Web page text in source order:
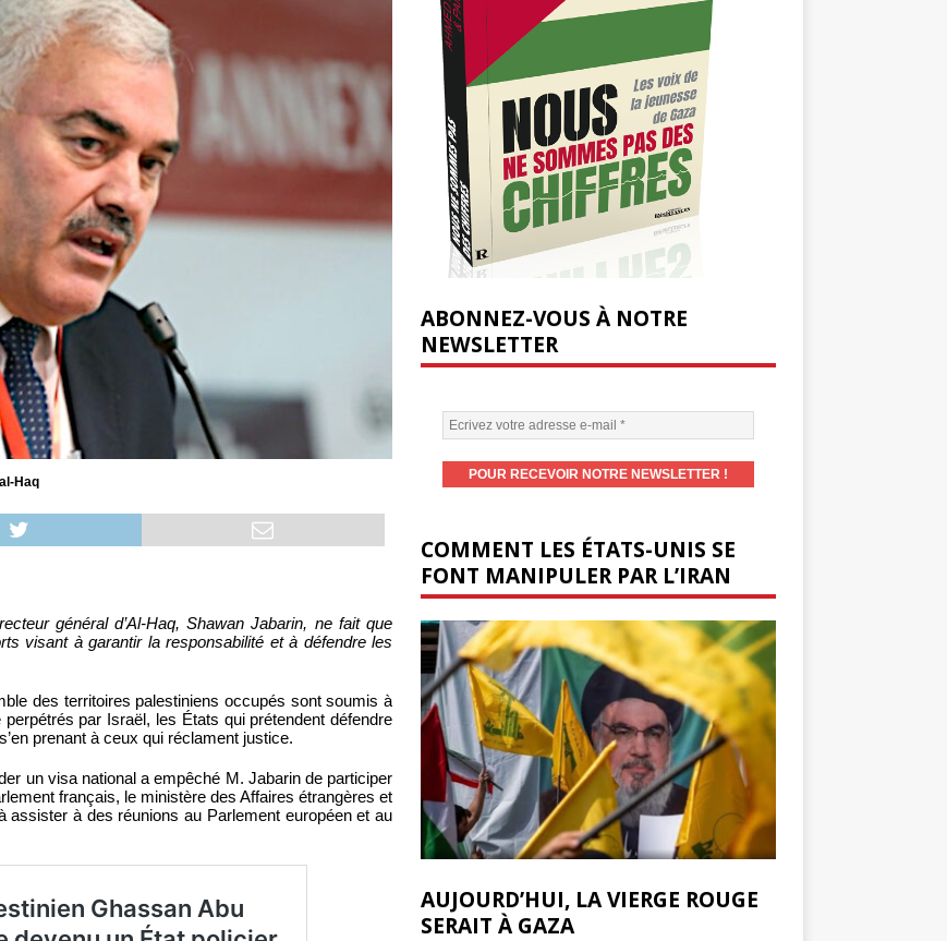
Haq
général d’Al-Haq, Shawan Jabarin, ne fait que
visant à garantir la responsabilité et à défendre les
des territoires palestiniens occupés sont soumis à
perpétrés par Israël, les États qui prétendent défendre
prenant à ceux qui réclament justice.
un visa national a empêché M. Jabarin de participer
français, le ministère des Affaires étrangères et
assister à des réunions au Parlement européen et au
ABONNEZ-VOUS À NOTRE
NEWSLETTER
COMMENT LES ÉTATS-UNIS SE
FONT MANIPULER PAR L’IRAN
AUJOURD’HUI, LA VIERGE ROUGE
SERAIT À GAZA